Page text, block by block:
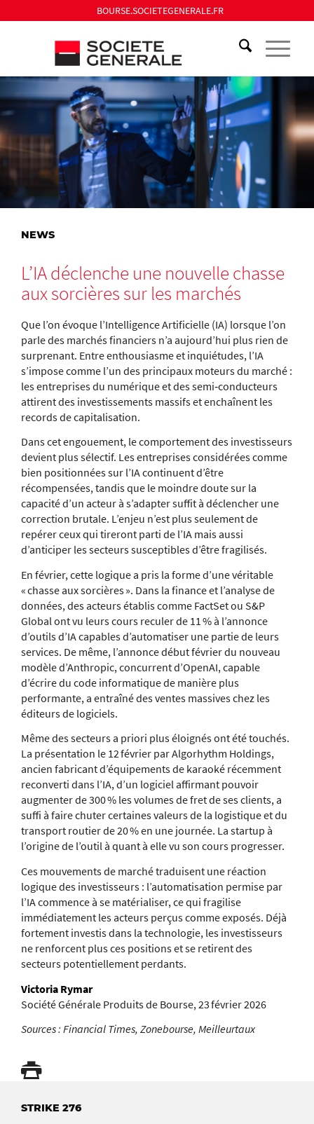
BOURSE.SOCIETEGENERALE.FR
NEWS
L’IA déclenche une nouvelle chasse
aux sorcières sur les marchés
Que l’on évoque l’Intelligence Artificielle (IA) lorsque l’on
parle des marchés financiers n’a aujourd’hui plus rien de
surprenant. Entre enthousiasme et inquiétudes, l’IA
s’impose comme l’un des principaux moteurs du marché :
les entreprises du numérique et des semi‑conducteurs
attirent des investissements massifs et enchaînent les
records de capitalisation.
Dans cet engouement, le comportement des investisseurs
devient plus sélectif. Les entreprises considérées comme
bien positionnées sur l’IA continuent d’être
récompensées, tandis que le moindre doute sur la
capacité d’un acteur à s’adapter suffit à déclencher une
correction brutale. L’enjeu n’est plus seulement de
repérer ceux qui tireront parti de l’IA mais aussi
d’anticiper les secteurs susceptibles d’être fragilisés.
En février, cette logique a pris la forme d’une véritable
« chasse aux sorcières ». Dans la finance et l’analyse de
données, des acteurs établis comme FactSet ou S&P
Global ont vu leurs cours reculer de 11 % à l’annonce
d’outils d’IA capables d’automatiser une partie de leurs
services. De même, l’annonce début février du nouveau
modèle d’Anthropic, concurrent d’OpenAI, capable
d’écrire du code informatique de manière plus
performante, a entraîné des ventes massives chez les
éditeurs de logiciels.
Même des secteurs a priori plus éloignés ont été touchés.
La présentation le 12 février par Algorhythm Holdings,
ancien fabricant d’équipements de karaoké récemment
reconverti dans l’IA, d’un logiciel affirmant pouvoir
augmenter de 300 % les volumes de fret de ses clients, a
suffi à faire chuter certaines valeurs de la logistique et du
transport routier de 20 % en une journée. La startup à
l’origine de l’outil à quant à elle vu son cours progresser.
Ces mouvements de marché traduisent une réaction
logique des investisseurs : l’automatisation permise par
l’IA commence à se matérialiser, ce qui fragilise
immédiatement les acteurs perçus comme exposés. Déjà
fortement investis dans la technologie, les investisseurs
ne renforcent plus ces positions et se retirent des
secteurs potentiellement perdants.
Victoria Rymar
Société Générale Produits de Bourse, 23 février 2026
Sources : Financial Times, Zonebourse, Meilleurtaux
STRIKE 276